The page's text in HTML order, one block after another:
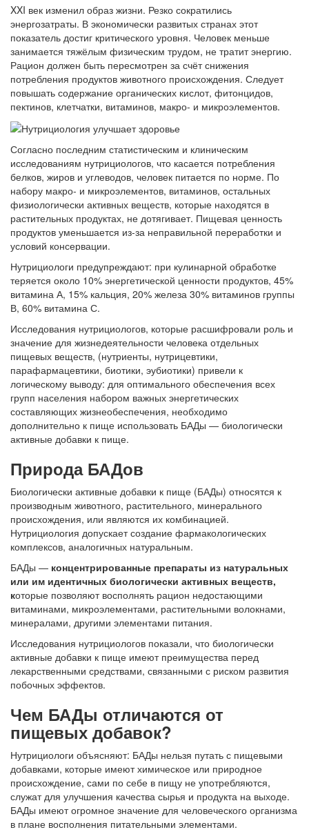
XXI век изменил образ жизни. Резко сократились
энергозатраты. В экономически развитых странах этот
показатель достиг критического уровня. Человек меньше
занимается тяжёлым физическим трудом, не тратит энергию.
Рацион должен быть пересмотрен за счёт снижения
потребления продуктов животного происхождения. Следует
повышать содержание органических кислот, фитонцидов,
пектинов, клетчатки, витаминов, макро- и микроэлементов.
Согласно последним статистическим и клиническим
исследованиям нутрициологов, что касается потребления
белков, жиров и углеводов, человек питается по норме. По
набору макро- и микроэлементов, витаминов, остальных
физиологически активных веществ, которые находятся в
растительных продуктах, не дотягивает. Пищевая ценность
продуктов уменьшается из-за неправильной переработки и
условий консервации.
Нутрициологи предупреждают: при кулинарной обработке
теряется около 10% энергетической ценности продуктов, 45%
витамина А, 15% кальция, 20% железа 30% витаминов группы
В, 60% витамина С.
Исследования нутрициологов, которые расшифровали роль и
значение для жизнедеятельности человека отдельных
пищевых веществ, (нутриенты, нутрицевтики,
парафармацевтики, биотики, эубиотики) привели к
логическому выводу: для оптимального обеспечения всех
групп населения набором важных энергетических
составляющих жизнеобеспечения, необходимо
дополнительно к пище использовать БАДы — биологически
активные добавки к пище.
Природа БАДов
Биологически активные добавки к пище (БАДы) относятся к
производным животного, растительного, минерального
происхождения, или являются их комбинацией.
Нутрициология допускает создание фармакологических
комплексов, аналогичных натуральным.
БАДы — концентрированные препараты из натуральных
или им идентичных биологически активных веществ,
которые позволяют восполнять рацион недостающими
витаминами, микроэлементами, растительными волокнами,
минералами, другими элементами питания.
Исследования нутрициологов показали, что биологически
активные добавки к пище имеют преимущества перед
лекарственными средствами, связанными с риском развития
побочных эффектов.
Чем БАДы отличаются от
пищевых добавок?
Нутрициологи объясняют: БАДы нельзя путать с пищевыми
добавками, которые имеют химическое или природное
происхождение, сами по себе в пищу не употребляются,
служат для улучшения качества сырья и продукта на выходе.
БАДы имеют огромное значение для человеческого организма
в плане восполнения питательными элементами.